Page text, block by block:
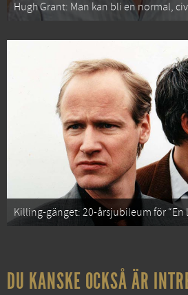
Hugh Grant: Man kan bli en normal,
Killing-gänget: 20-årsjubileum för “En
DU KANSKE OCKSÅ ÄR